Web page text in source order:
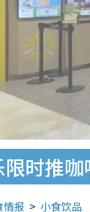
限时推
情报 小食饮品